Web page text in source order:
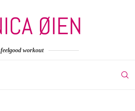
feelgood workout